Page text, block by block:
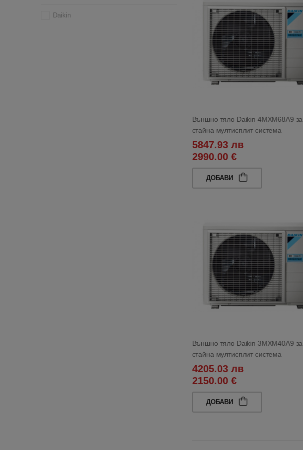
Daikin
Външно тяло Daikin 4MXM68A9
стайна мултисплит система
5847.93 лв
2990.00 €
ДОБАВИ
Външно тяло Daikin 3MXM40A9
стайна мултисплит система
4205.03 лв
2150.00 €
ДОБАВИ